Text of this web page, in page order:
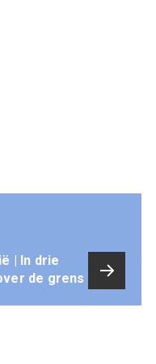
| In drie
de grens